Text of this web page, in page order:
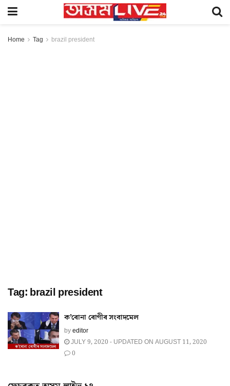
Home Tag brazil president
Tag: brazil president
ক’ৰোনা ৰোগীৰ সংবাদমেল
byeditor
JULY 9, 2020 - UPDATED ON AUGUST 11, 2020
0